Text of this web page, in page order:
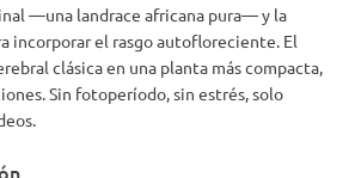
—una landrace africana pura— y la
incorporar el rasgo autofloreciente. El
clásica en una planta más compacta,
Sin fotoperíodo, sin estrés, solo